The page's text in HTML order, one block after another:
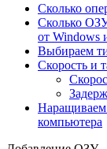
Сколько
Сколько
от Windows
Выбираем
Скорость и
Наращиваем
компьютера